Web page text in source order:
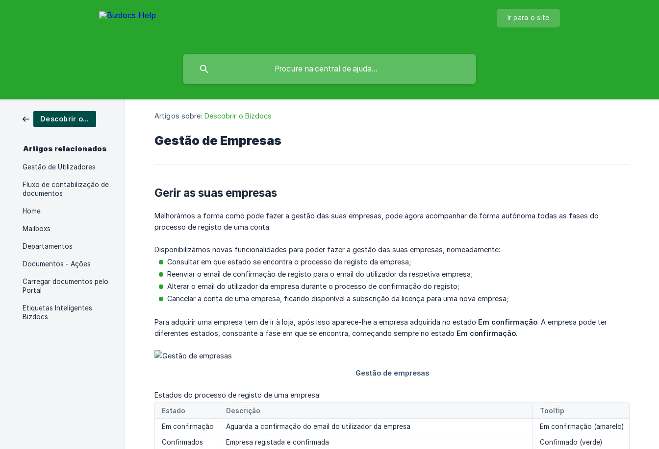
Ir para o site
Descobrir o Bizdocs
Artigos relacionados
Gestão de Utilizadores
Fluxo de contabilização de
documentos
Home
Mailboxs
Departamentos
Documentos - Ações
Carregar documentos pelo
Portal
Etiquetas Inteligentes
Bizdocs
Artigos sobre: Descobrir o Bizdocs
Gestão de Empresas
Gerir as suas empresas
Melhorámos a forma como pode fazer a gestão das suas empresas, pode agora acompanhar de forma autónoma todas as fases do
processo de registo de uma conta.
Disponibilizámos novas funcionalidades para poder fazer a gestão das suas empresas, nomeadamente:
Consultar em que estado se encontra o processo de registo da empresa;
Reenviar o email de confirmação de registo para o email do utilizador da respetiva empresa;
Alterar o email do utilizador da empresa durante o processo de confirmação do registo;
Cancelar a conta de uma empresa, ficando disponível a subscrição da licença para uma nova empresa;
Para adquirir uma empresa tem de ir à loja, após isso aparece-lhe a empresa adquirida no estado Em confirmação. A empresa pode ter
diferentes estados, consoante a fase em que se encontra, começando sempre no estado Em confirmação.
Estados do processo de registo de uma empresa:
Estado Descrição
Tooltip
Em confirmação
Aguarda a confirmação do email do utilizador da empresa
Em confirmação​ (amarelo)
Confirmados
Empresa registada e confirmada
Confirmado​ (verde)